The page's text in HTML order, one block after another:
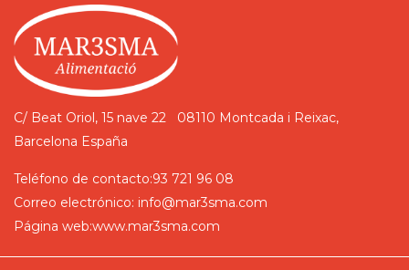
C/ Beat Oriol, 15 nave 22
08110 Montcada i Reixac,
Barcelona España
Teléfono de contacto:93 721 96 08
Correo electrónico: info@mar3sma.com
Página web:www.mar3sma.com